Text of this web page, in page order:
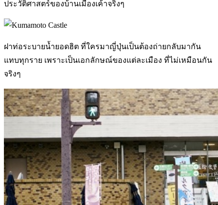
ประวัติศาสตร์ของบ้านเมืองเค้าจริงๆ
ฝาท่อระบายน้ำยอดฮิต ที่ใครมาญี่ปุ่นเป็นต้องถ่ายกลับมากัน
แทบทุกราย เพราะเป็นเอกลักษณ์ของแต่ละเมือง ที่ไม่เหมือนกัน
จริงๆ